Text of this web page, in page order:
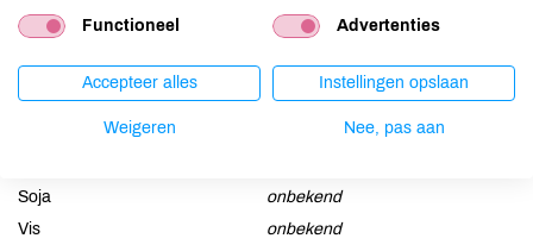
Lupine
onbekend
Mosterd
onbekend
Noten
onbekend
Schaaldieren
onbekend
Soja
onbekend
Vis
onbekend
Functioneel Advertenties
Accepteer alles Instellingen opslaan
Weigeren Nee, pas aan